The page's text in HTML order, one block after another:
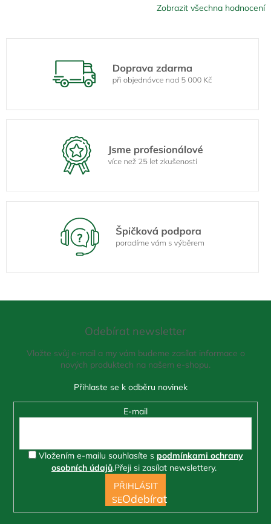
Zobrazit všechna hodnocení
Odebírat newsletter
Vložte svůj e-mail a my vám budeme zasílat informace o
nových produktech na našem e-shopu.
E-mail
Vložením e-mailu souhlasíte s podmínkami ochrany
osobních údajů.Přeji si zasílat newslettery.
PŘIHLÁSIT
SE